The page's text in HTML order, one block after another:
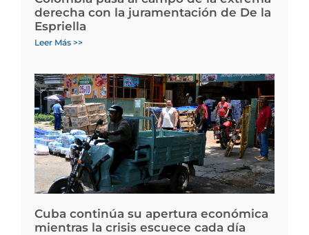
derecha con la juramentación de De la
Espriella
Leer Más >>
Cuba continúa su apertura económica
mientras la crisis escuece cada día